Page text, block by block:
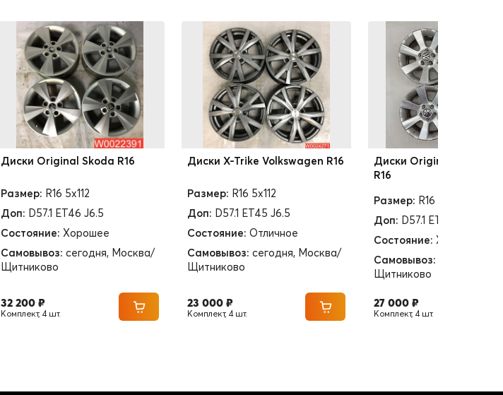
Диски Original Skoda R16
Размер: R16 5x112
Доп: D57.1 ET46 J6.5
Состояние: Хорошее
Самовывоз: сегодня, Москва/
Щитниково
32 200 ₽
Комплект, 4 шт.
Диски X-Trike Volkswagen R16
Размер: R16 5x112
Доп: D57.1 ET45 J6.5
Состояние: Отличное
Самовывоз: сегодня, Москва/
Щитниково
23 000 ₽
Комплект, 4 шт.
Диски Original
R16
Размер: R16 5x112
Доп: D57.1 ET33 J6.5
Состояние: Хорошее
Самовывоз:
Щитниково
27 000 ₽
Комплект, 4 шт.